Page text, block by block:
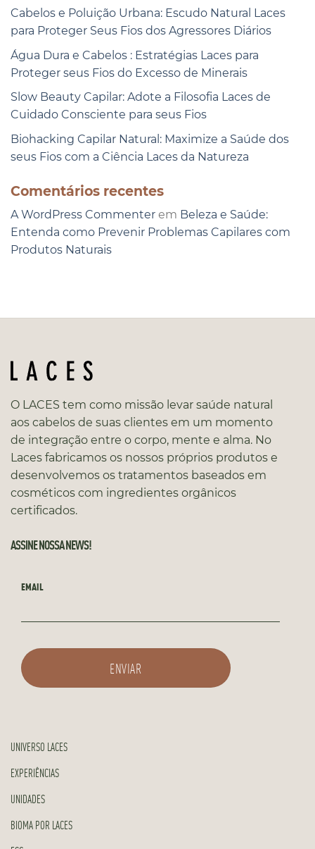
Cabelos e Poluição Urbana: Escudo Natural Laces
para Proteger Seus Fios dos Agressores Diários
Água Dura e Cabelos : Estratégias Laces para
Proteger seus Fios do Excesso de Minerais
Slow Beauty Capilar: Adote a Filosofia Laces de
Cuidado Consciente para seus Fios
Biohacking Capilar Natural: Maximize a Saúde dos
seus Fios com a Ciência Laces da Natureza
Comentários recentes
A WordPress Commenter em Beleza e Saúde:
Entenda como Prevenir Problemas Capilares com
Produtos Naturais
O LACES tem como missão levar saúde natural
aos cabelos de suas clientes em um momento
de integração entre o corpo, mente e alma. No
Laces fabricamos os nossos próprios produtos e
desenvolvemos os tratamentos baseados em
cosméticos com ingredientes orgânicos
certificados.
ASSINE NOSSA NEWS!
EMAIL
UNIVERSO LACES
EXPERIÊNCIAS
UNIDADES
BIOMA POR LACES